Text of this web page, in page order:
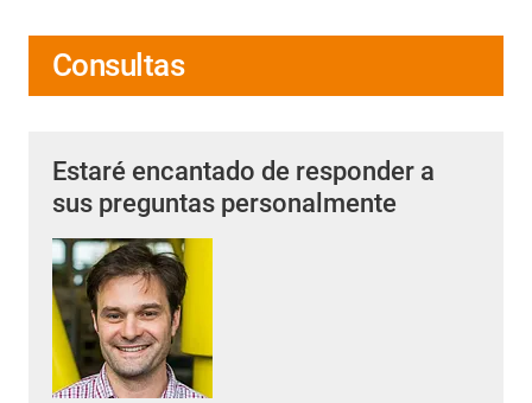
Consultas
Estaré encantado de responder a
sus preguntas personalmente